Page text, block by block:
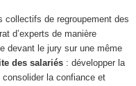
collectifs de regroupement des
d’experts de manière
devant le jury sur une même
des salariés: développer la
la confiance et